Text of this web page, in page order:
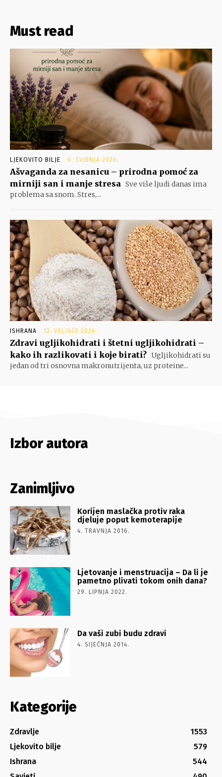
Must read
LJEKOVITO BILJE 6. SVIBNJA 2026.
Ašvaganda za nesanicu – prirodna pomoć za
mirniji san i manje stresa Sve više ljudi danas ima
problema sa snom. Stres,...
ISHRANA 12. VELJAČE 2026.
Zdravi ugljikohidrati i štetni ugljikohidrati –
kako ih razlikovati i koje birati? Ugljikohidrati su
jedan od tri osnovna makronutrijenta, uz proteine...
Izbor autora
Zanimljivo
Korijen maslačka protiv raka
djeluje poput kemoterapije
4. TRAVNJA 2016.
Ljetovanje i menstruacija – Da li je
pametno plivati tokom onih dana?
29. LIPNJA 2022.
Da vaši zubi budu zdravi
4. SIJEČNJA 2014.
Kategorije
Zdravlje
1553
Ljekovito bilje
579
Ishrana
544